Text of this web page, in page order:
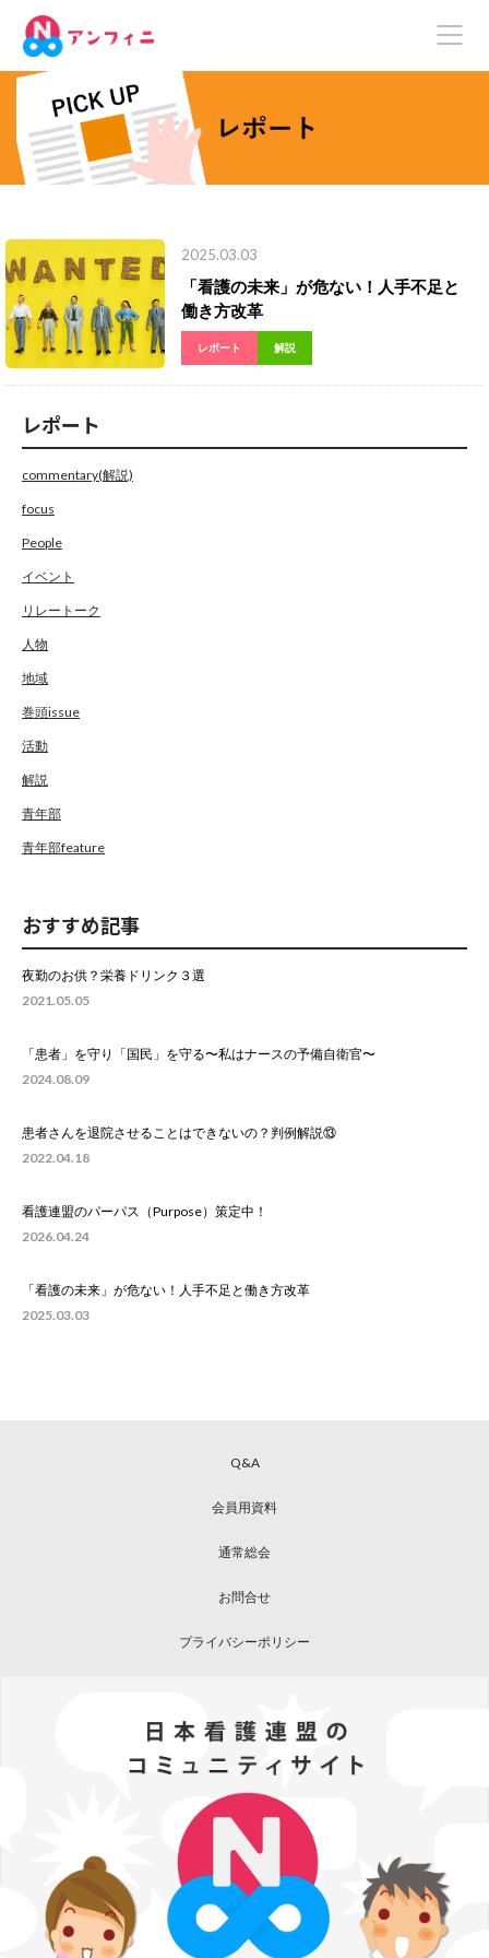
2025.03.03
「看護の未来」が危ない！人手不足と
働き方改革
レポート 解説
レポート
commentary(解説)
focus
People
イベント
リレートーク
人物
地域
巻頭issue
活動
解説
青年部
青年部feature
おすすめ記事
夜勤のお供？栄養ドリンク３選
2021.05.05
「患者」を守り「国民」を守る〜私はナースの予備自衛官〜
2024.08.09
患者さんを退院させることはできないの？判例解説⑬
2022.04.18
看護連盟のパーパス（Purpose）策定中！
2026.04.24
「看護の未来」が危ない！人手不足と働き方改革
2025.03.03
Q&A
会員用資料
通常総会
お問合せ
プライバシーポリシー